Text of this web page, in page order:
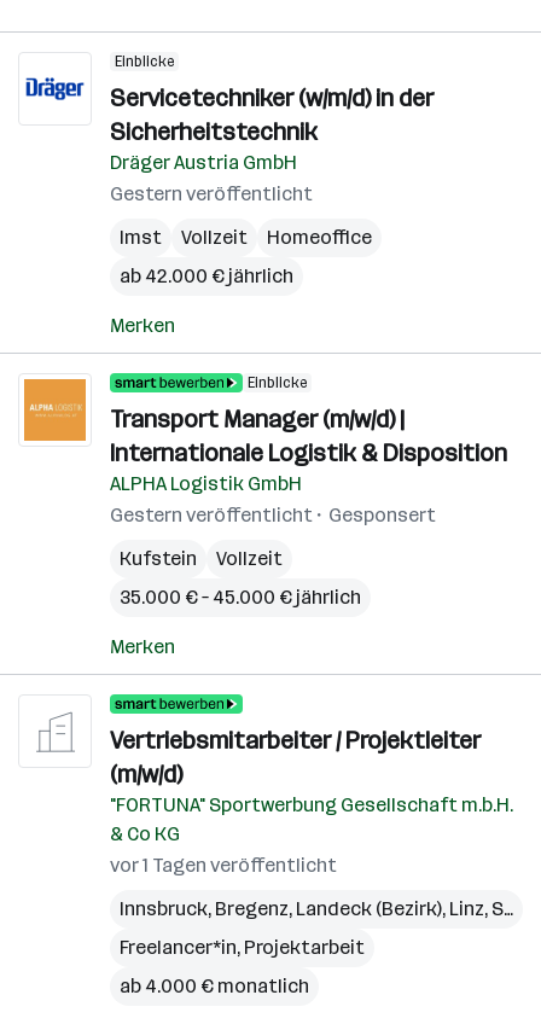
Einblicke
Servicetechniker (w/m/d) in der
Sicherheitstechnik
Dräger Austria GmbH
Gestern veröffentlicht
Imst
Vollzeit
Homeoffice
ab 42.000 € jährlich
Merken
Einblicke
Transport Manager (m/w/d) |
Internationale Logistik & Disposition
ALPHA Logistik GmbH
Gestern veröffentlicht
Gesponsert
Kufstein
Vollzeit
35.000 € – 45.000 € jährlich
Merken
Vertriebsmitarbeiter / Projektleiter
(m/w/d)
"FORTUNA" Sportwerbung Gesellschaft m.b.H.
& Co KG
vor 1 Tagen veröffentlicht
Innsbruck, Bregenz, Landeck (Bezirk), Linz, St. Pölten
Freelancer*in, Projektarbeit
ab 4.000 € monatlich